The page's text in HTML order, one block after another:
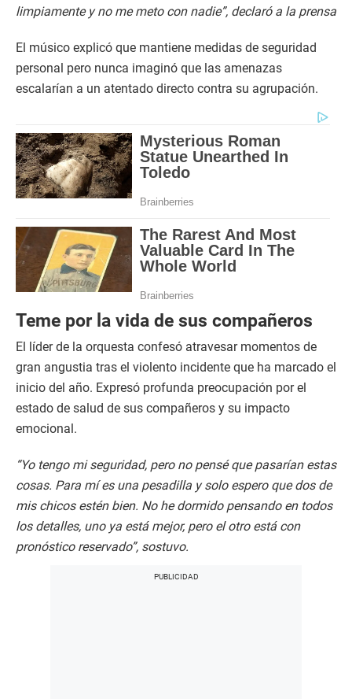
limpiamente y no me meto con nadie”, declaró a la prensa​
El músico explicó que mantiene medidas de seguridad
personal pero nunca imaginó que las amenazas
escalarían a un atentado directo contra su agrupación.​
Teme por la vida de sus compañeros
El líder de la orquesta confesó atravesar momentos de
gran angustia tras el violento incidente que ha marcado el
inicio del año. Expresó profunda preocupación por el
estado de salud de sus compañeros y su impacto
emocional.​
“Yo tengo mi seguridad, pero no pensé que pasarían estas
cosas. Para mí es una pesadilla y solo espero que dos de
mis chicos estén bien. No he dormido pensando en todos
los detalles, uno ya está mejor, pero el otro está con
pronóstico reservado”, sostuvo.​